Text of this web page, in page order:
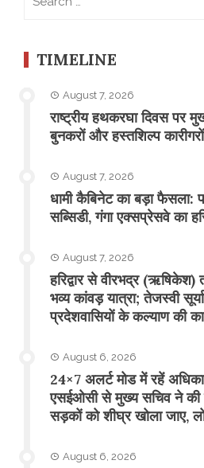
TIMELINE
August 7, 2026
राष्ट्रीय हथकरघा दिवस पर
बुनकरों और हस्तशिल्प
August 7, 2026
​धामी कैबिनेट का बड़ा
सब्सिडी, गंगा एक्सप्रेसवे का
August 7, 2026
​हरिद्वार से वीरभद्र
भव्य कांवड़ यात्रा; तेजस्वी
प्रदेशवासियों के कल्याण की
August 6, 2026
24×7 अलर्ट मोड में रहें
एसईओसी से मुख्य सचिव ने की
सड़कों को शीघ्र खोला जाए,
August 6, 2026